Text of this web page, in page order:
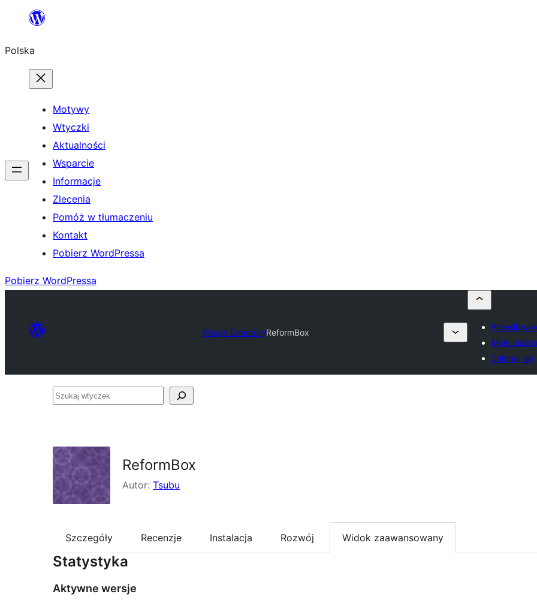
Przejdź
treści
Polska
Motywy
Wtyczki
Aktualności
Wsparcie
Informacje
Zlecenia
Pomóż w tłumaczeniu
Kontakt
Pobierz WordPressa
Pobierz WordPressa
Plugin DirectoryReformBox
Prześlij
Moje
Zaloguj się
Szukaj
ReformBox
Autor: Tsubu
Szczegóły Recenzje Instalacja Rozwój Widok zaawansowany
Statystyka
Aktywne wersje